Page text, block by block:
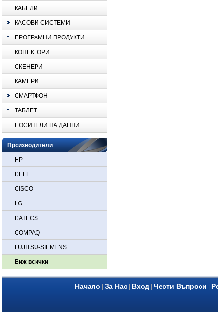
КАБЕЛИ
КАСОВИ СИСТЕМИ
ПРОГРАМНИ ПРОДУКТИ
КОНЕКТОРИ
СКЕНЕРИ
КАМЕРИ
СМАРТФОН
ТАБЛЕТ
НОСИТЕЛИ НА ДАННИ
Производители
HP
DELL
CISCO
LG
DATECS
COMPAQ
FUJITSU-SIEMENS
Виж всички
Начало За Нас Вход Чести Въпроси